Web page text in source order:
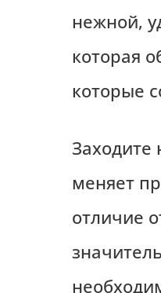
нежной,
которая
которые
Заходите
меняет
отличие